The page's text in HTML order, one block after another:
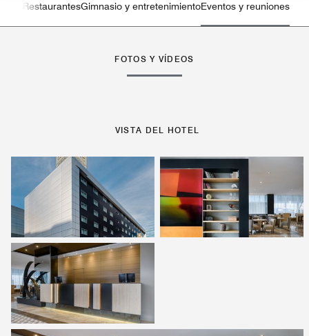
Flecha izquierda
RestaurantesGimnasio y entretenimientoEventos y reuniones
FOTOS Y VÍDEOS
VISTA DEL HOTEL